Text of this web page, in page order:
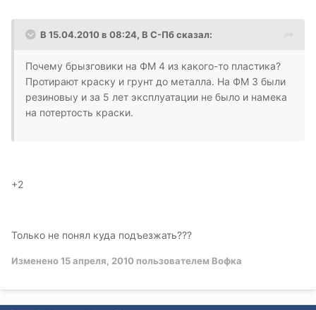
В 15.04.2010 в 08:24, В С-Пб сказал:
Почему брызговики на ФМ 4 из какого-то пластика?
Протирают краску и грунт до металла. На ФМ 3 были
резиновыу и за 5 лет эксплуатации не было и намека
на потертость краски.
+2
Только не понял куда подъезжать???
Изменено15 апреля, 2010 пользователем Вофка